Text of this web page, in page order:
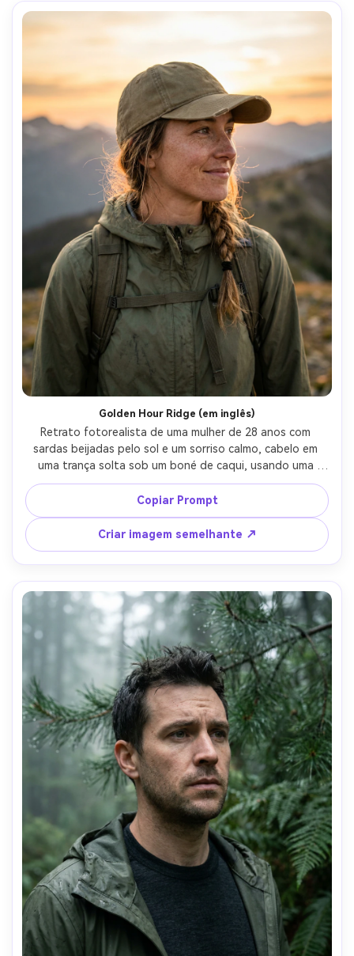
Golden Hour Ridge (em inglês)
Retrato fotorealista de uma mulher de 28 anos com
sardas beijadas pelo sol e um sorriso calmo, cabelo em
uma trança solta sob um boné de caqui, usando uma
jaqueta de concha verde leve e alças de mochila visíveis,
em pé em uma trilha de cume de montanha com picos
distantes, retroiluminação de hora dourada com luz de
borda suave, Sony A7IV, 85mm f/1.4, profundidade de
campo rasa bokeh, moldura para cima do peito, leve
virada de três quartos, humor aventureiro confiante,
textura e poros naturais da pele, sombras realistas,
classificação editorial de cores, foco ultra nítido, alta
resolução-AR 4:5
Copiar Prompt
Criar imagem semelhante ↗